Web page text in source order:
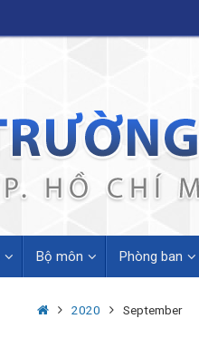
Bộ môn Phòng ban
Home2020 September